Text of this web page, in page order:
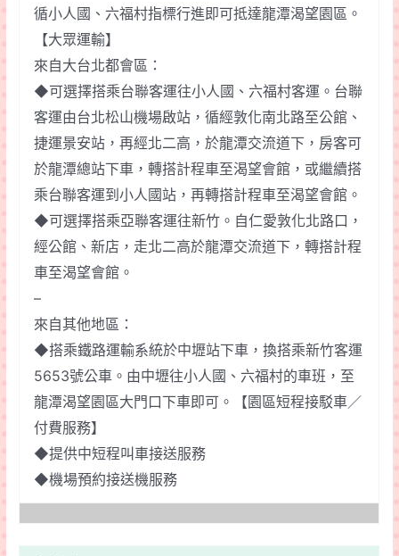
循小人國、六福村指標行進即可抵達龍潭渴望園區。
【大眾運輸】
來自大台北都會區：
◆可選擇搭乘台聯客運往小人國、六福村客運。台聯
客運由台北松山機場啟站，循經敦化南北路至公館、
捷運景安站，再經北二高，於龍潭交流道下，房客可
於龍潭總站下車，轉搭計程車至渴望會館，或繼續搭
乘台聯客運到小人國站，再轉搭計程車至渴望會館。
◆可選擇搭乘亞聯客運往新竹。自仁愛敦化北路口，
經公館、新店，走北二高於龍潭交流道下，轉搭計程
車至渴望會館。
–
來自其他地區：
◆搭乘鐵路運輸系統於中壢站下車，換搭乘新竹客運
5653號公車。由中壢往小人國、六福村的車班，至
龍潭渴望園區大門口下車即可。【園區短程接駁車／
付費服務】
◆提供中短程叫車接送服務
◆機場預約接送機服務